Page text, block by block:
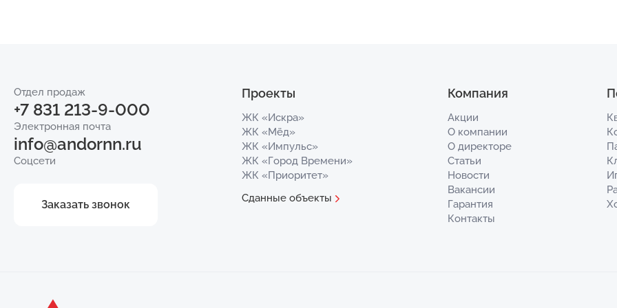
Отдел продаж
+7 831 213-9-000
Электронная почта
info@andornn.ru
Соцсети
Заказать звонок
Проекты
ЖК «Искра»
ЖК «Мёд»
ЖК «Импульс»
ЖК «Город Времени»
ЖК «Приоритет»
Сданные объекты
Компания
Акции
О компании
О директоре
Статьи
Новости
Вакансии
Гарантия
Контакты